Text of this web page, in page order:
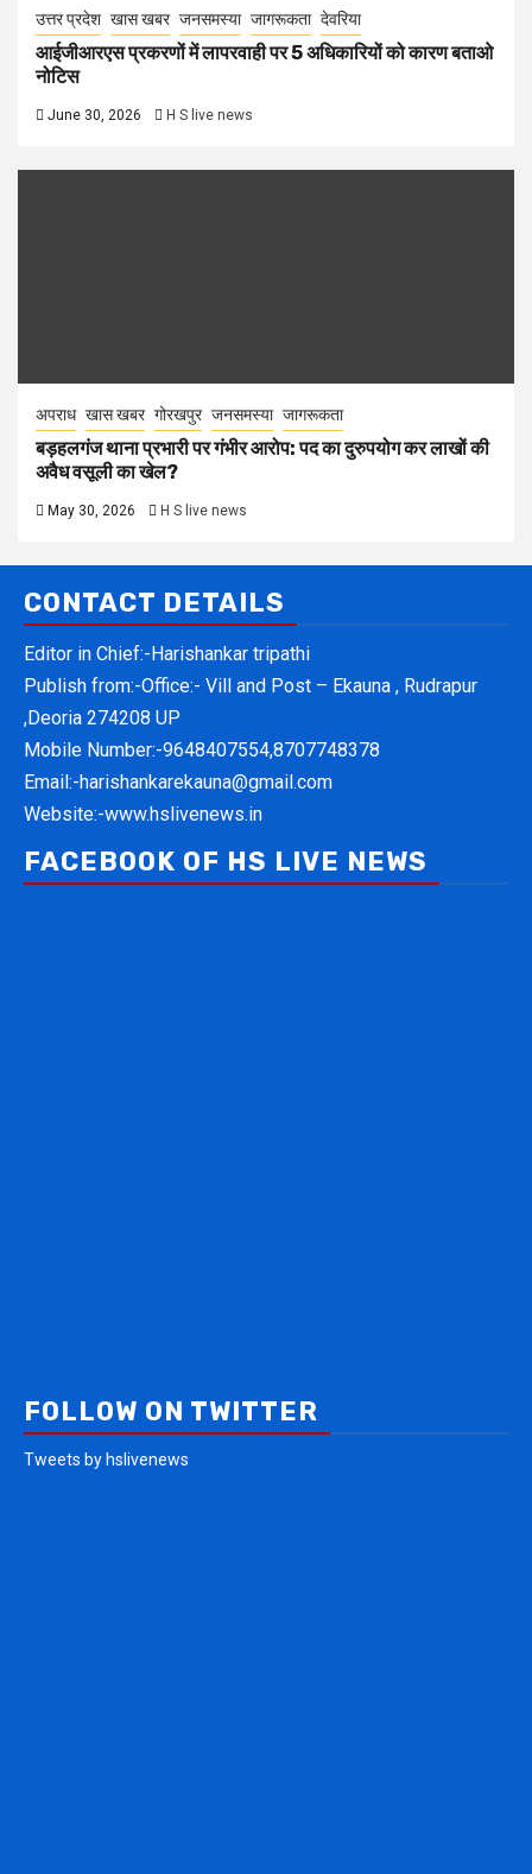
उत्तर प्रदेश खास खबर जनसमस्या जागरूकता देवरिया
आईजीआरएस प्रकरणों में लापरवाही पर 5 अधिकारियों को कारण बताओ
नोटिस
June 30, 2026 H S live news
अपराध खास खबर गोरखपुर जनसमस्या जागरूकता
बड़हलगंज थाना प्रभारी पर गंभीर आरोप: पद का दुरुपयोग कर लाखों की
अवैध वसूली का खेल?
May 30, 2026 H S live news
CONTACT DETAILS
Editor in Chief:-Harishankar tripathi
Publish from:-Office:- Vill and Post – Ekauna , Rudrapur
,Deoria 274208 UP
Mobile Number:-9648407554,8707748378
Email:-harishankarekauna@gmail.com
Website:-www.hslivenews.in
FACEBOOK OF HS LIVE NEWS
FOLLOW ON TWITTER
Tweets by hslivenews